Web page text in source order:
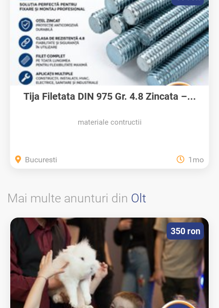
Tija Filetata DIN 975 Gr. 4.8 Zincata –...
materiale contructii
Bucuresti 1mo
Mai multe anunturi din Olt
350 ron